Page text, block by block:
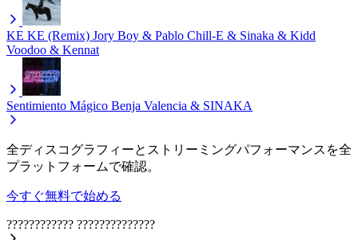
KE KE (Remix) Jory Boy & Pablo Chill-E & Sinaka & Kidd
Voodoo & Kennat
Sentimiento Mágico Benja Valencia & SINAKA
全ディスコグラフィーとストリーミングパフォーマンスを全
プラットフォームで確認。
今すぐ無料で始める
???????????? ??????????????